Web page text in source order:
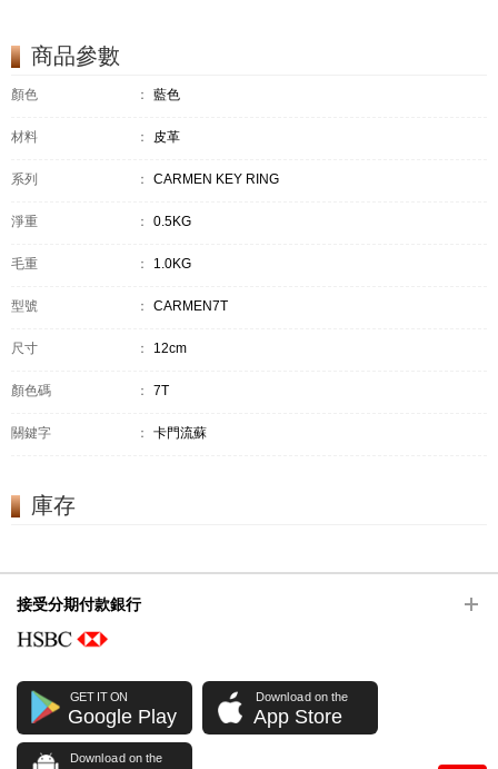
商品參數
顏色 ： 藍色
材料 ： 皮革
系列 ： CARMEN KEY RING
淨重 ： 0.5KG
毛重 ： 1.0KG
型號 ： CARMEN7T
尺寸 ： 12cm
顏色碼 ： 7T
關鍵字 ： 卡門流蘇
庫存
接受分期付款銀行
GET IT ON
Google Play
Download on the
App Store
Download on the